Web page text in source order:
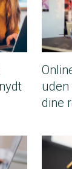
uden
dine